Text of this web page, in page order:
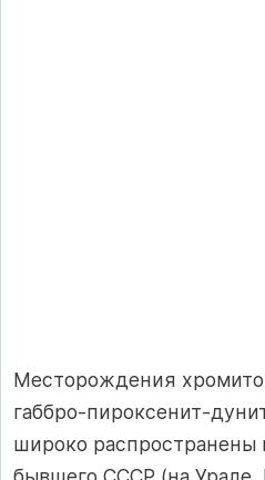
Месторождения
габбро-пироксенит-
широко распространены